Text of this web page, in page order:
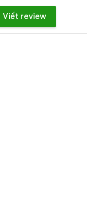
Viết review